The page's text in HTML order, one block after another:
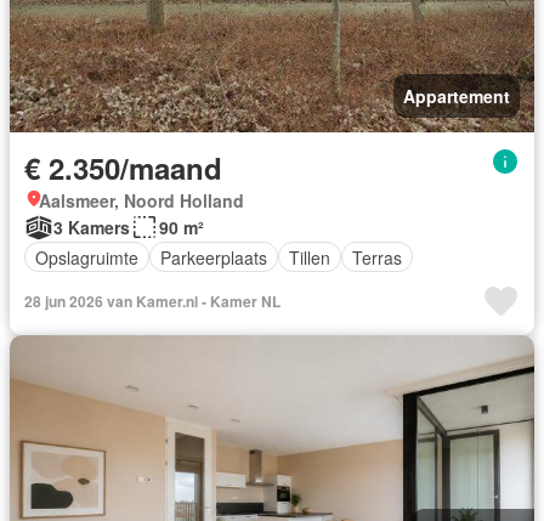
Appartement
€ 2.350/maand
Aalsmeer, Noord Holland
3 Kamers
90 m²
Opslagruimte
Parkeerplaats Tillen Terras
28 jun 2026 van Kamer.nl - Kamer NL